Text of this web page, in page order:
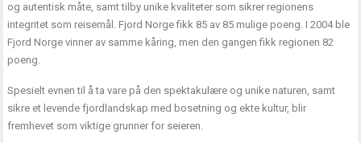
og autentisk måte, samt tilby unike kvaliteter som sikrer regionens
integritet som reisemål. Fjord Norge fikk 85 av 85 mulige poeng. I 2004 ble
Fjord Norge vinner av samme kåring, men den gangen fikk regionen 82
poeng.
Spesielt evnen til å ta vare på den spektakulære og unike naturen, samt
sikre et levende fjordlandskap med bosetning og ekte kultur, blir
fremhevet som viktige grunner for seieren.